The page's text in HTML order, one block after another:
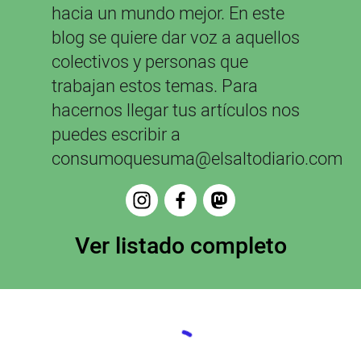
hacia un mundo mejor. En este
blog se quiere dar voz a aquellos
colectivos y personas que
trabajan estos temas. Para
hacernos llegar tus artículos nos
puedes escribir a
consumoquesuma@elsaltodiario.com
Ver listado completo